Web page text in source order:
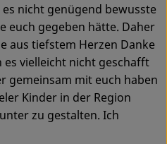
nicht genügend bewusste
euch gegeben hätte. Daher
aus tiefstem Herzen Danke
es vielleicht nicht geschafft
gemeinsam mit euch haben
Kinder in der Region
zu gestalten. Ich